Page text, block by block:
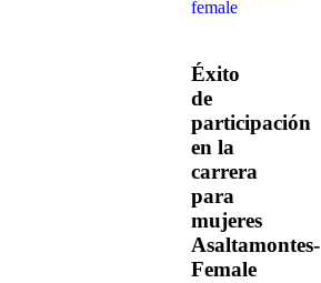
Éxito
de
participación
en la
carrera
para
mujeres
Asaltamontes-
Female